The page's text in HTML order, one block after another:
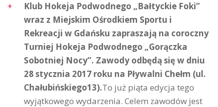
Klub Hokeja Podwodnego „Bałtyckie Foki”
wraz z Miejskim Ośrodkiem Sportu i
Rekreacji w Gdańsku zapraszają na coroczny
Turniej Hokeja Podwodnego „Gorączka
Sobotniej Nocy”. Zawody odbędą się w dniu
28 stycznia 2017 roku na Pływalni Chełm (ul.
Chałubińskiego13).To już piąta edycja tego
wyjątkowego wydarzenia. Celem zawodów jest